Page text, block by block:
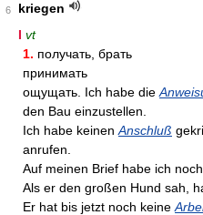
6
kriegen
I vt
1. получать, брать
принимать
ощущать. Ich habe die
den Bau einzustellen.
Ich habe keinen Anschluß
anrufen.
Auf meinen Brief habe ich
Als er den großen Hund sah,
Er hat bis jetzt noch keine